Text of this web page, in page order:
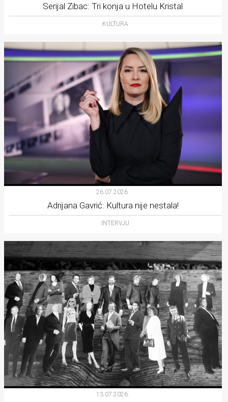
Serijal Zibac: Tri konja u Hotelu Kristal
KULTURA
26.07.2026.
Adrijana Gavrić: Kultura nije nestala!
INTERVJU
13.07.2026.